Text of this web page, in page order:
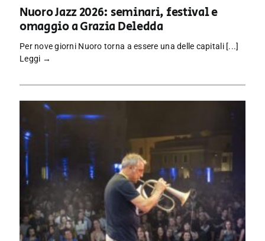
Nuoro Jazz 2026: seminari, festival e
omaggio a Grazia Deledda
Per nove giorni Nuoro torna a essere una delle capitali [...]
Leggi →